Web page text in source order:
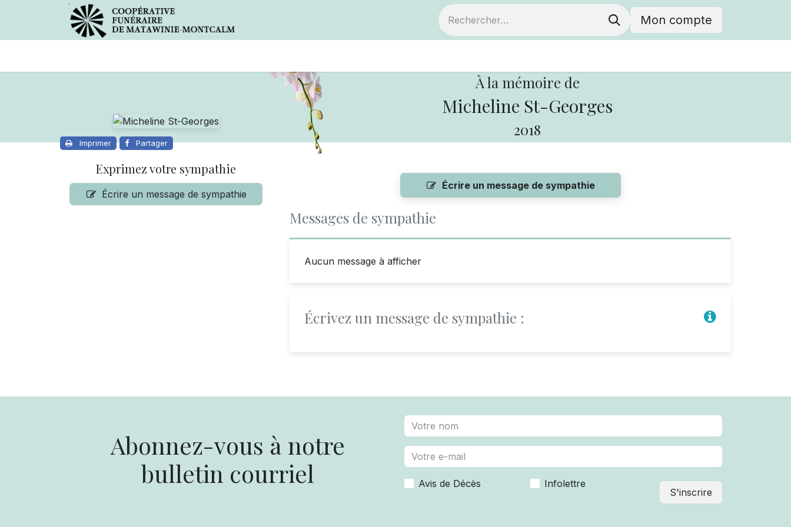
Mon compte
À la mémoire de
Micheline St-Georges
2018
Imprimer Partager
Exprimez votre sympathie
Écrire un message de sympathie
Écrire un message de sympathie
Messages de sympathie
Aucun message à afficher
Écrivez un message de sympathie :
Abonnez-vous à notre
bulletin courriel
Avis de Décès Infolettre
S'inscrire